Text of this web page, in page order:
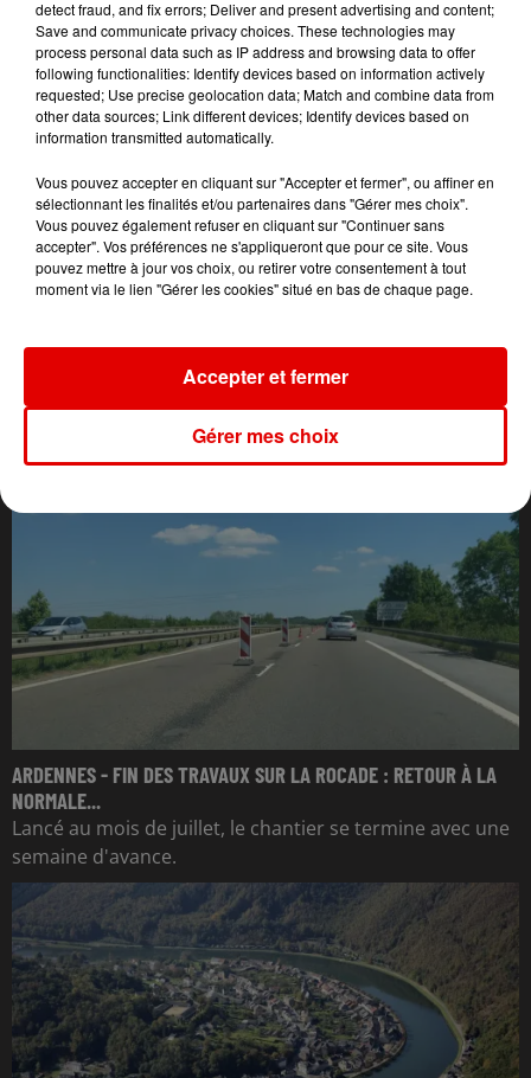
L'ACTU DES ARDENNES
ARDENNES - FIN DES TRAVAUX SUR LA ROCADE : RETOUR À LA
NORMALE...
Lancé au mois de juillet, le chantier se termine avec une
semaine d'avance.
detect fraud, and fix errors; Deliver and present advertising and content;
Save and communicate privacy choices. These technologies may
process personal data such as IP address and browsing data to offer
following functionalities: Identify devices based on information actively
requested; Use precise geolocation data; Match and combine data from
other data sources; Link different devices; Identify devices based on
information transmitted automatically.
Vous pouvez accepter en cliquant sur "Accepter et fermer", ou affiner en
sélectionnant les finalités et/ou partenaires dans "Gérer mes choix".
Vous pouvez également refuser en cliquant sur "Continuer sans
accepter". Vos préférences ne s'appliqueront que pour ce site. Vous
pouvez mettre à jour vos choix, ou retirer votre consentement à tout
moment via le lien "Gérer les cookies" situé en bas de chaque page.
Gérer mes choix
Accepter et fermer